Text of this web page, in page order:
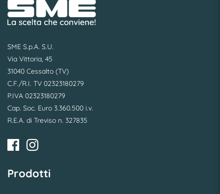
SME S.p.A. S.U.
Via Vittoria, 45
31040 Cessalto (TV)
C.F./R.I. TV 02323180279
P.IVA 02323180279
Cap. Soc. Euro 3.360.500 i.v.
R.E.A. di Treviso n. 327835
Prodotti